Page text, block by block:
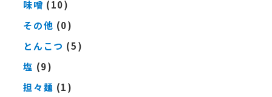
味噌 (10)
その他 (0)
とんこつ (5)
塩 (9)
担々麺 (1)